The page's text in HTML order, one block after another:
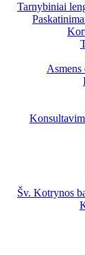
Tarnybiniai
Asmens
Šv. Kotrynos